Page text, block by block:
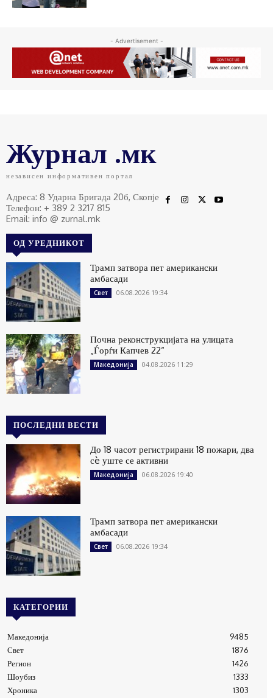
- Advertisement -
Журнал .мк
независен информативен портал
Адреса: 8 Ударна Бригада 20б, Скопје
Телефон: + 389 2 3217 815
Email: info @ zurnal.mk
ОД УРЕДНИКОТ
Трамп затвора пет американски
амбасади
Свет 06.08.2026 19:34
Почна реконструкцијата на улицата
„Ѓорѓи Капчев 22“
Македонија 04.08.2026 11:29
ПОСЛЕДНИ ВЕСТИ
До 18 часот регистрирани 18 пожари, два
сè уште се активни
Македонија 06.08.2026 19:40
Трамп затвора пет американски
амбасади
Свет 06.08.2026 19:34
КАТЕГОРИИ
Македонија
9485
Свет
1876
Регион
1426
Шоубиз
1333
Хроника
1303